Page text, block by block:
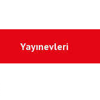
Yayınevleri